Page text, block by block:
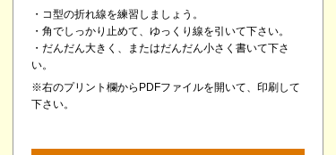
・コ型の折れ線を練習しましょう。
・角でしっかり止めて、ゆっくり線を引いて下さい。
・だんだん大きく、またはだんだん小さく書いて下さ
い。
※右のプリント欄からPDFファイルを開いて、印刷して
下さい。